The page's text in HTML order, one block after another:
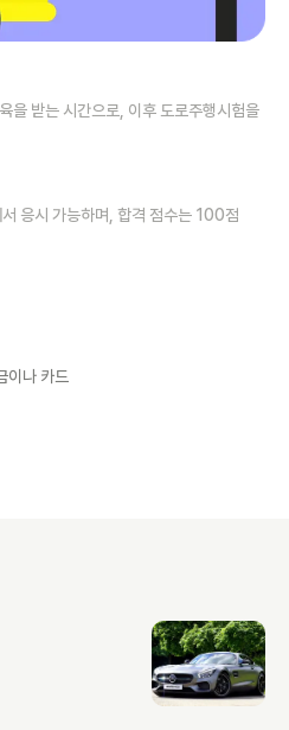
을 받는 시간으로, 이후 도로주행시험을
응시 가능하며, 합격 점수는 100점
이나 카드